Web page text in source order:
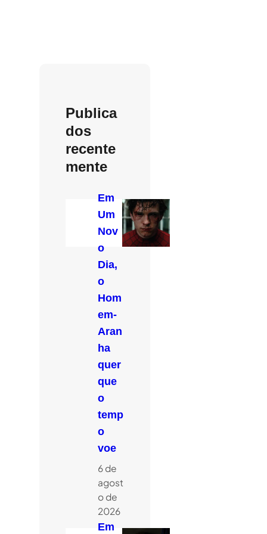
Publica
dos
recente
mente
Em
Um
Nov
o
Dia,
o
Hom
em-
Aran
ha
quer
que
o
temp
o
voe
6 de
agost
o de
2026
Em